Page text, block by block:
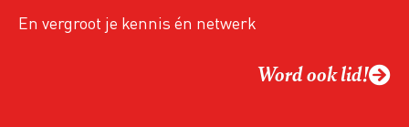
En vergroot je kennis én netwerk
Word ook lid!